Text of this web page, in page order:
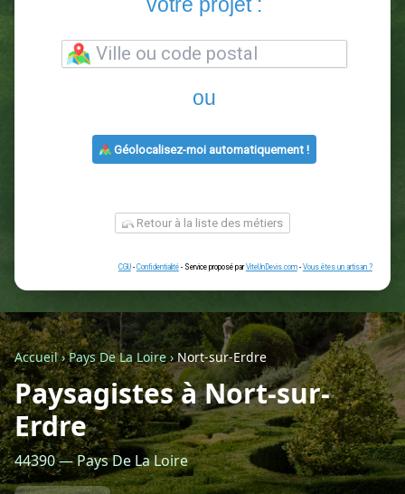
votre projet :
ou
Géolocalisez-moi automatiquement !
Retour à la liste des métiers
CGU-Confidentialité- Service proposé parViteUnDevis.com -Vous
Accueil›Pays De La Loire › Nort-sur-Erdre
Paysagistes à Nort-sur-
Erdre
44390 — Pays De La Loire